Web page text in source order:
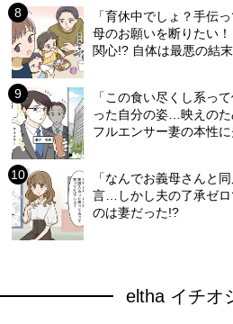
「育休中でしょ？手伝
母のお願いを断りたい
関心!? 自体は最悪の結
「この食い尽くし系っ
った自分の姿…映えの
フルエンサー妻の本性に
「なんでお義母さんと
言…しかし夫の了承ゼ
のは妻だった!?
eltha イチオ